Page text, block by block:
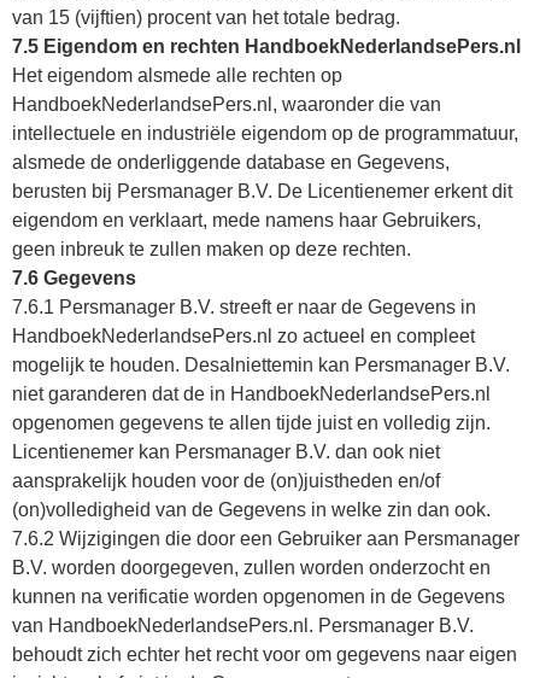
van 15 (vijftien) procent van het totale bedrag.
7.5 Eigendom en rechten HandboekNederlandsePers.nl
Het eigendom alsmede alle rechten op
HandboekNederlandsePers.nl, waaronder die van
intellectuele en industriële eigendom op de programmatuur,
alsmede de onderliggende database en Gegevens,
berusten bij Persmanager B.V. De Licentienemer erkent dit
eigendom en verklaart, mede namens haar Gebruikers,
geen inbreuk te zullen maken op deze rechten.
7.6 Gegevens
7.6.1 Persmanager B.V. streeft er naar de Gegevens in
HandboekNederlandsePers.nl zo actueel en compleet
mogelijk te houden. Desalniettemin kan Persmanager B.V.
niet garanderen dat de in HandboekNederlandsePers.nl
opgenomen gegevens te allen tijde juist en volledig zijn.
Licentienemer kan Persmanager B.V. dan ook niet
aansprakelijk houden voor de (on)juistheden en/of
(on)volledigheid van de Gegevens in welke zin dan ook.
7.6.2 Wijzigingen die door een Gebruiker aan Persmanager
B.V. worden doorgegeven, zullen worden onderzocht en
kunnen na verificatie worden opgenomen in de Gegevens
van HandboekNederlandsePers.nl. Persmanager B.V.
behoudt zich echter het recht voor om gegevens naar eigen